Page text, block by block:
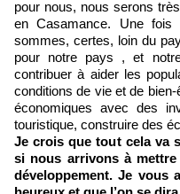
pour nous, nous serons
en Casamance. Une
sommes, certes, loin du
pour notre pays , et
contribuer à aider les
conditions de vie et de
économiques avec des
touristique, construire des
Je crois que tout cela va
si nous arrivons à
développement. Je vous